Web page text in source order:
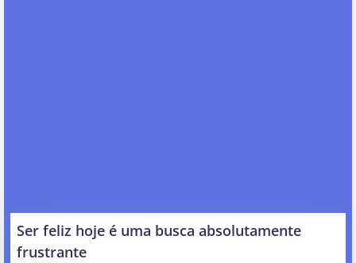
Ser feliz hoje é uma busca absolutamente
frustrante